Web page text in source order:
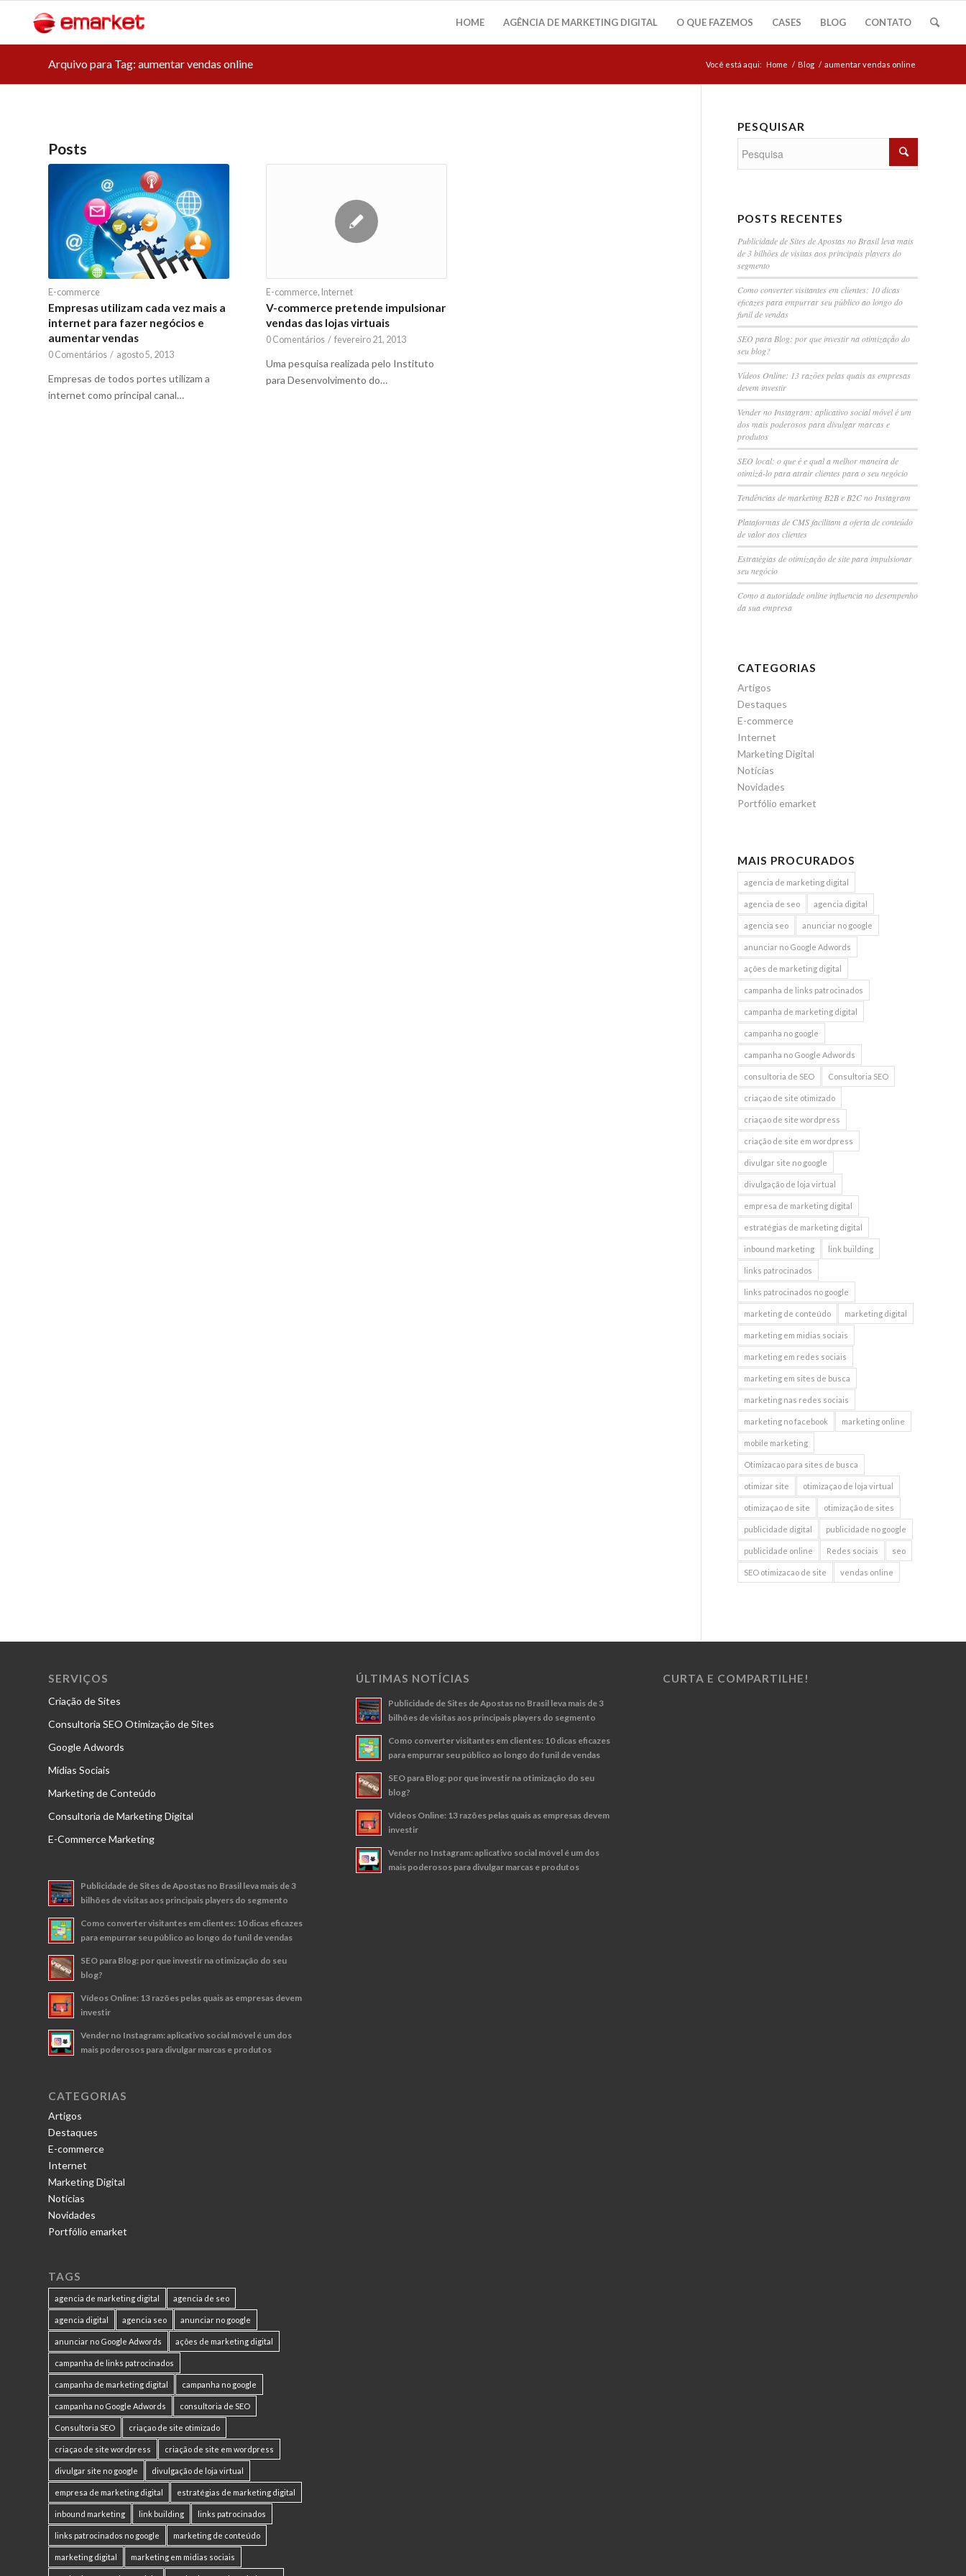
HOME AGÊNCIA DE MARKETING DIGITAL O QUE FAZEMOS CASES BLOG CONTATO
Arquivo para Tag: aumentar vendas online Você está aqui: Home / Blog / aumentar vendas online
Posts
E-commerce
Empresas utilizam cada vez mais a
internet para fazer negócios e
aumentar vendas
0 Comentários / agosto 5, 2013
Empresas de todos portes utilizam a
internet como principal canal…
E-commerce, Internet
V-commerce pretende impulsionar
vendas das lojas virtuais
0 Comentários / fevereiro 21, 2013
Uma pesquisa realizada pelo Instituto
para Desenvolvimento do…
PESQUISAR
POSTS RECENTES
Publicidade de Sites de Apostas no Brasil leva mais
de 3 bilhões de visitas aos principais players do
segmento
Como converter visitantes em clientes: 10 dicas
eficazes para empurrar seu público ao longo do
funil de vendas
SEO para Blog: por que investir na otimização do
seu blog?
Vídeos Online: 13 razões pelas quais as empresas
devem investir
Vender no Instagram: aplicativo social móvel é um
dos mais poderosos para divulgar marcas e
produtos
SEO local: o que é e qual a melhor maneira de
otimizá-lo para atrair clientes para o seu negócio
Tendências de marketing B2B e B2C no Instagram
Plataformas de CMS facilitam a oferta de conteúdo
de valor aos clientes
Estratégias de otimização de site para impulsionar
seu negócio
Como a autoridade online influencia no desempenho
da sua empresa
CATEGORIAS
Artigos
Destaques
E-commerce
Internet
Marketing Digital
Notícias
Novidades
Portfólio emarket
MAIS PROCURADOS
agencia de marketing digital
agencia de seo agencia digital
agencia seo anunciar no google
anunciar no Google Adwords
ações de marketing digital
campanha de links patrocinados
campanha de marketing digital
campanha no google
campanha no Google Adwords
consultoria de SEO Consultoria SEO
criaçao de site otimizado
criaçao de site wordpress
criação de site em wordpress
divulgar site no google
divulgação de loja virtual
empresa de marketing digital
estratégias de marketing digital
inbound marketing link building
links patrocinados
links patrocinados no google
marketing de conteúdo marketing digital
marketing em midias sociais
marketing em redes sociais
marketing em sites de busca
marketing nas redes sociais
marketing no facebook marketing online
mobile marketing
Otimizacao para sites de busca
otimizar site otimizaçao de loja virtual
otimizaçao de site otimização de sites
publicidade digital publicidade no google
publicidade online Redes sociais seo
SEO otimizacao de site vendas online
SERVIÇOS
Criação de Sites
Consultoria SEO Otimização de Sites
Google Adwords
Mídias Sociais
Marketing de Conteúdo
Consultoria de Marketing Digital
E-Commerce Marketing
Publicidade de Sites de Apostas no Brasil leva mais de 3
bilhões de visitas aos principais players do segmento
Como converter visitantes em clientes: 10 dicas eficazes
para empurrar seu público ao longo do funil de vendas
SEO para Blog: por que investir na otimização do seu
blog?
Vídeos Online: 13 razões pelas quais as empresas devem
investir
Vender no Instagram: aplicativo social móvel é um dos
mais poderosos para divulgar marcas e produtos
CATEGORIAS
Artigos
Destaques
E-commerce
Internet
Marketing Digital
Notícias
Novidades
Portfólio emarket
TAGS
agencia de marketing digital agencia de seo
agencia digital agencia seo anunciar no google
anunciar no Google Adwords ações de marketing digital
campanha de links patrocinados
campanha de marketing digital campanha no google
campanha no Google Adwords consultoria de SEO
Consultoria SEO criaçao de site otimizado
criaçao de site wordpress criação de site em wordpress
divulgar site no google divulgação de loja virtual
empresa de marketing digital estratégias de marketing digital
inbound marketing link building links patrocinados
links patrocinados no google marketing de conteúdo
marketing digital marketing em midias sociais
ÚLTIMAS NOTÍCIAS
Publicidade de Sites de Apostas no Brasil leva mais de 3
bilhões de visitas aos principais players do segmento
Como converter visitantes em clientes: 10 dicas eficazes
para empurrar seu público ao longo do funil de vendas
SEO para Blog: por que investir na otimização do seu
blog?
Vídeos Online: 13 razões pelas quais as empresas devem
investir
Vender no Instagram: aplicativo social móvel é um dos
mais poderosos para divulgar marcas e produtos
CURTA E COMPARTILHE!